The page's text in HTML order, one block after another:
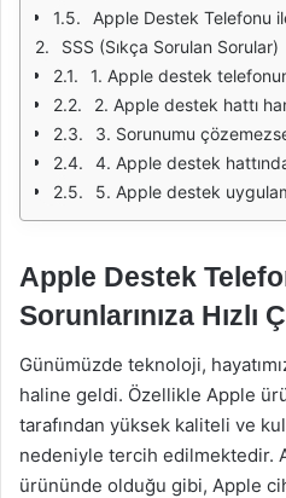
Apple Destek Telefonu ile
SSS (Sıkça Sorulan Sorular)
1. Apple destek
2. Apple destek hattı
3. Sorunumu
4. Apple destek hattında
5. Apple destek
Apple Destek
Sorunlarınıza Hızlı
Günümüzde teknoloji,
haline geldi. Özellikle Apple
tarafından yüksek kaliteli ve
nedeniyle tercih edilmektedir.
ürününde olduğu gibi, Apple